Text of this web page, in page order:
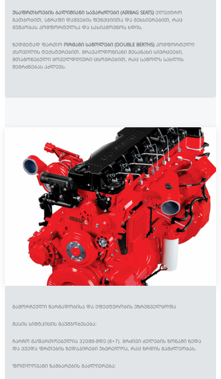
ᲣᲡᲐᲤᲠᲗᲮᲝᲔᲑᲘᲡ ᲑᲐᲚᲘᲨᲘᲐᲜᲘ ᲡᲐᲕᲐᲠᲫᲚᲔᲑᲘ (AIRBAG SEATS) ᲔᲚᲔᲥᲢᲠᲝ
ᲒᲐᲗᲑᲝᲑᲘᲗ, ᲡᲬᲠᲐᲤᲘ ᲓᲐᲨᲕᲔᲑᲘᲡ ᲤᲣᲜᲥᲪᲘᲘᲗᲐ ᲓᲐ ᲛᲔᲮᲡᲘᲔᲠᲔᲑᲘᲗ, ᲠᲐᲪ
ᲛᲣᲨᲐᲝᲑᲐᲡ ᲙᲝᲛᲤᲝᲠᲢᲣᲚᲡᲐ ᲓᲐ ᲡᲐᲡᲘᲐᲛᲝᲕᲜᲝᲡ ᲮᲓᲘᲡ.
ᲖᲔᲓᲛᲔᲢᲐᲓ ᲤᲐᲠᲗᲝ ᲝᲠᲛᲐᲒᲘ ᲡᲐᲬᲝᲚᲔᲑᲘ (DOUBLE BERTHS) ᲙᲝᲛᲤᲝᲠᲢᲣᲚᲘ
ᲥᲡᲝᲕᲘᲚᲘᲡ ᲢᲔᲥᲡᲢᲣᲠᲔᲑᲘᲗ. ᲛᲠᲐᲕᲐᲚᲓᲝᲜᲘᲐᲜᲘ ᲨᲔᲡᲐᲜᲐᲮᲘ ᲡᲘᲕᲠᲪᲔᲔᲑᲘ,
ᲨᲗᲐᲒᲝᲜᲔᲑᲣᲚᲘ ᲧᲝᲕᲔᲚᲓᲦᲘᲣᲠᲘ ᲪᲮᲝᲕᲠᲔᲑᲘᲗ, ᲠᲐᲪ ᲡᲐᲬᲝᲚᲡ ᲡᲐᲮᲚᲘᲡ
ᲨᲔᲒᲠᲫᲜᲔᲑᲐᲡ ᲐᲫᲚᲔᲕᲡ.
ᲒᲐᲛᲝᲠᲩᲔᲣᲚᲘ ᲬᲐᲠᲛᲐᲓᲝᲑᲘᲡᲐ ᲓᲐ ᲔᲤᲔᲥᲢᲣᲠᲝᲑᲘᲡ ᲣᲖᲠᲣᲜᲕᲔᲚᲧᲝᲤᲐ
ᲨᲐᲡᲘᲡ ᲡᲘᲛᲢᲙᲘᲪᲘᲡ ᲒᲐᲣᲛᲯᲝᲑᲔᲡᲔᲑᲐ:
ᲩᲐᲠᲩᲝ ᲒᲐᲤᲐᲠᲗᲝᲔᲑᲣᲚᲘᲐ 320ᲛᲛ-ᲛᲓᲔ (8+7). ᲒᲠᲫᲘᲕᲘ ᲫᲔᲚᲔᲑᲘᲡ ᲖᲝᲜᲐᲨᲘ ᲖᲔᲓᲐ
ᲓᲐ ᲥᲕᲔᲓᲐ ᲤᲠᲗᲔᲑᲘᲡ ᲖᲔᲓᲐᲞᲘᲠᲔᲑᲘ ᲣᲮᲕᲠᲔᲚᲝᲐ, ᲠᲐᲪ ᲖᲠᲓᲘᲡ ᲒᲐᲛᲫᲚᲔᲝᲑᲐᲡ.
ᲤᲝᲗᲚᲝᲕᲐᲜᲘ ᲖᲐᲛᲑᲐᲠᲔᲑᲘᲡ ᲒᲐᲫᲚᲘᲔᲠᲔᲑᲐ: